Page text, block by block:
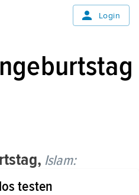
Login
Islam:
den Geburtstag
testen